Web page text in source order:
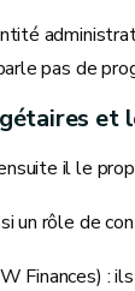
pas de
et
il le
un rôle de
Finances) :